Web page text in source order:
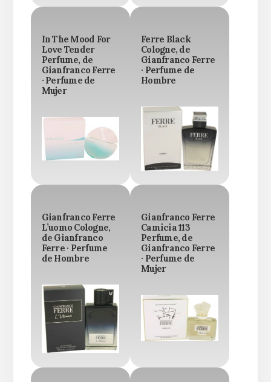
In The Mood For
Love Tender
Perfume, de
Gianfranco Ferre
· Perfume de
Mujer
Ferre Black
Cologne, de
Gianfranco Ferre
· Perfume de
Hombre
Gianfranco Ferre
L’uomo Cologne,
de Gianfranco
Ferre · Perfume
de Hombre
Gianfranco Ferre
Camicia 113
Perfume, de
Gianfranco Ferre
· Perfume de
Mujer